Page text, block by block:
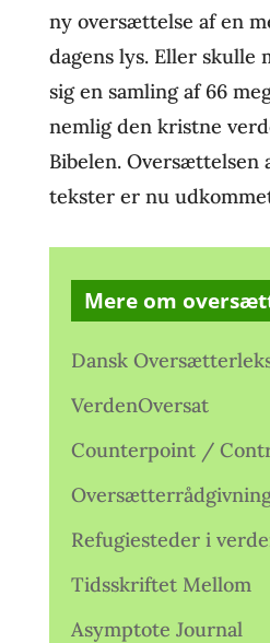
ny oversættelse af en
dagens lys. Eller skulle
sig en samling af 66
nemlig den kristne
Bibelen. Oversættelsen
tekster er nu
Mere om
Dansk
VerdenOversat
Counterpoint /
Refugiesteder i
Tidsskriftet Mellom
Asymptote Journal